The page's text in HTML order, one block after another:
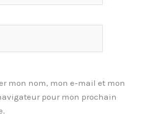
mon nom, mon e-mail et mon
pour mon prochain